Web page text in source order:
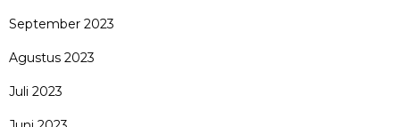
September 2023
Agustus 2023
Juli 2023